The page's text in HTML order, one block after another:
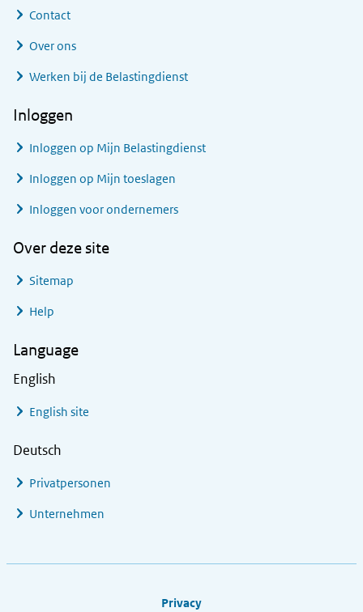
Contact
Over ons
Werken bij de Belastingdienst
Inloggen
Inloggen op Mijn Belastingdienst
Inloggen op Mijn toeslagen
Inloggen voor ondernemers
Over deze site
Sitemap
Help
Language
English
English site
Deutsch
Privatpersonen
Unternehmen
Privacy